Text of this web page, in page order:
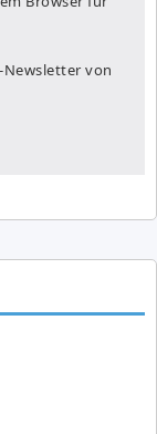
Newsletter von